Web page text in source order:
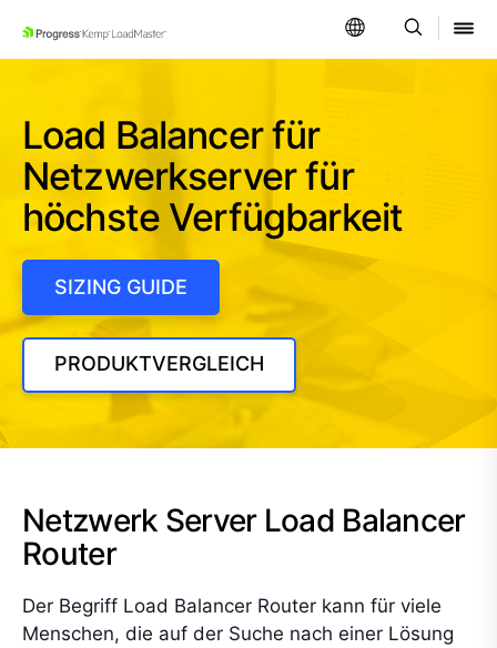
SKIP NAVIGATION
Load Balancer für
Netzwerkserver für
höchste Verfügbarkeit
SIZING GUIDE
PRODUKTVERGLEICH
Netzwerk Server Load Balancer
Router
Der Begriff Load Balancer Router kann für viele
Menschen, die auf der Suche nach einer Lösung